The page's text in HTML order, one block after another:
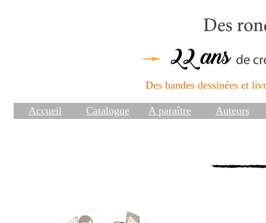
Des bandes dessinées et
Accueil Catalogue A paraître Auteurs